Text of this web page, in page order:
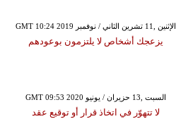
GMT 10:24 2019 الإثنين ,11 تشرين الثاني / نوفمبر
يزعجك أشخاص لا يلتزمون بوعودهم
GMT 09:53 2020 السبت ,13 حزيران / يونيو
لا تتهوّر في اتخاذ قرار أو توقيع عقد